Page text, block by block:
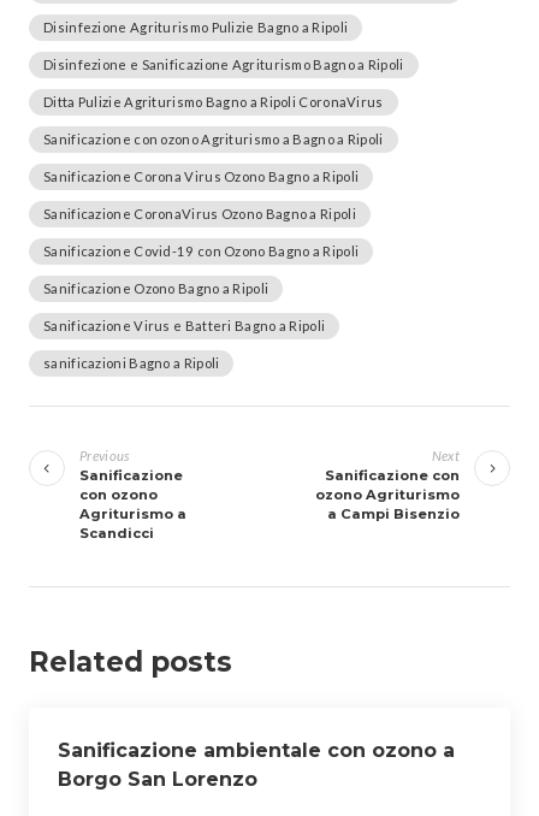
Disinfezione Agriturismo Pulizie Bagno a Ripoli
Disinfezione e Sanificazione Agriturismo Bagno a Ripoli
Ditta Pulizie Agriturismo Bagno a Ripoli CoronaVirus
Sanificazione con ozono Agriturismo a Bagno a Ripoli
Sanificazione Corona Virus Ozono Bagno a Ripoli
Sanificazione CoronaVirus Ozono Bagno a Ripoli
Sanificazione Covid-19 con Ozono Bagno a Ripoli
Sanificazione Ozono Bagno a Ripoli
Sanificazione Virus e Batteri Bagno a Ripoli
sanificazioni Bagno a Ripoli
articoli
Previous
Sanificazione
con ozono
Agriturismo a
Scandicci
Next
Sanificazione con
ozono Agriturismo
a Campi Bisenzio
Related posts
Sanificazione ambientale con ozono a
Borgo San Lorenzo